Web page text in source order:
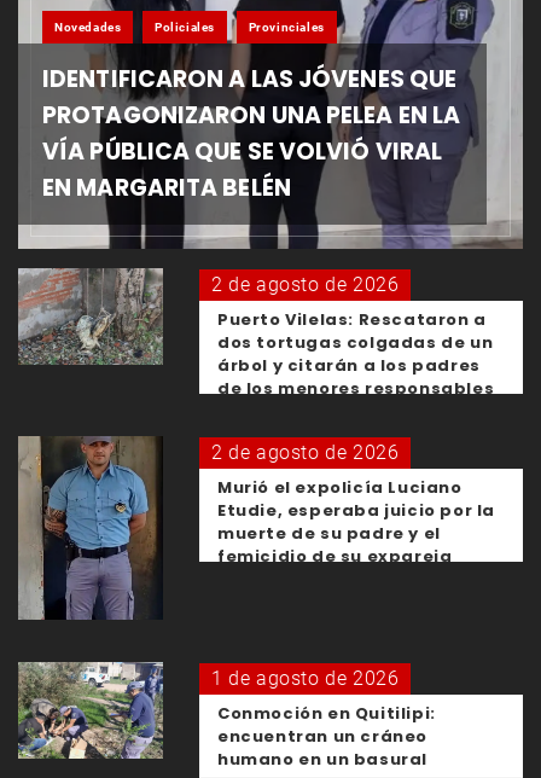
Novedades Policiales Provinciales
IDENTIFICARON A LAS JÓVENES QUE
PROTAGONIZARON UNA PELEA EN LA
VÍA PÚBLICA QUE SE VOLVIÓ VIRAL
EN MARGARITA BELÉN
2 de agosto de 2026
Puerto Vilelas: Rescataron a
dos tortugas colgadas de un
árbol y citarán a los padres
de los menores responsables
2 de agosto de 2026
Murió el expolicía Luciano
Etudie, esperaba juicio por la
muerte de su padre y el
femicidio de su expareja
1 de agosto de 2026
Conmoción en Quitilipi:
encuentran un cráneo
humano en un basural